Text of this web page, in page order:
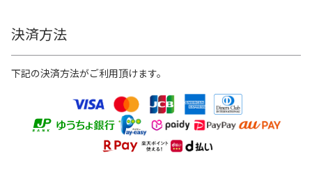
決済方法
下記の決済方法がご利用頂けます。